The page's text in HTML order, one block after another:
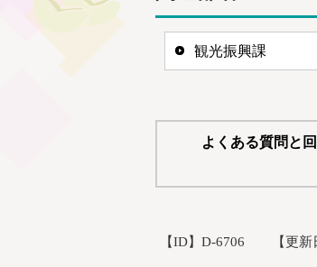
観光振興課
よくある質問と
【ID】 D-6706 【更新